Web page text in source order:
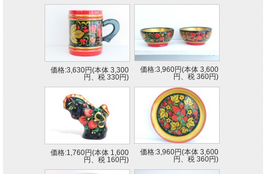
価格:3,630円(本体 3,300
円、税 330円)
価格:3,960円(本体 3,600
円、税 360円)
価格:1,760円(本体 1,600
円、税 160円)
価格:3,960円(本体 3,600
円、税 360円)